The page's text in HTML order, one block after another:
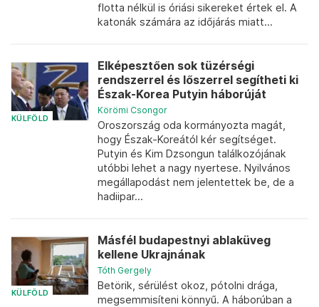
flotta nélkül is óriási sikereket értek el. A
katonák számára az időjárás miatt...
KÜLFÖLD
Elképesztően sok tüzérségi
rendszerrel és lőszerrel segítheti ki
Észak-Korea Putyin háborúját
Körömi Csongor
Oroszország oda kormányozta magát,
hogy Észak-Koreától kér segítséget.
Putyin és Kim Dzsongun találkozójának
utóbbi lehet a nagy nyertese. Nyilvános
megállapodást nem jelentettek be, de a
hadiipar...
KÜLFÖLD
Másfél budapestnyi ablaküveg
kellene Ukrajnának
Tóth Gergely
Betörik, sérülést okoz, pótolni drága,
megsemmisíteni könnyű. A háborúban a